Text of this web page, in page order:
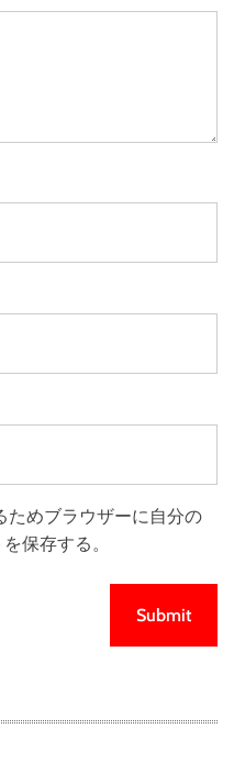
ためブラウザーに自分の
保存する。